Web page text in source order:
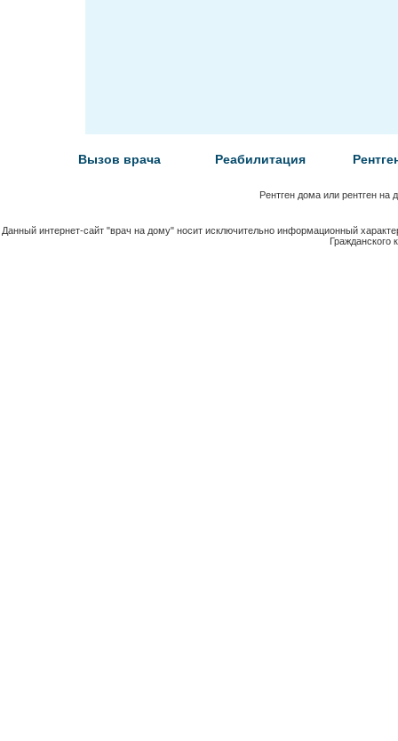
Вызов врача Реабилитация
Рентген дома или рентген на
Данный интернет-сайт "врач на дому" носит исключительно информационный
Гражданского